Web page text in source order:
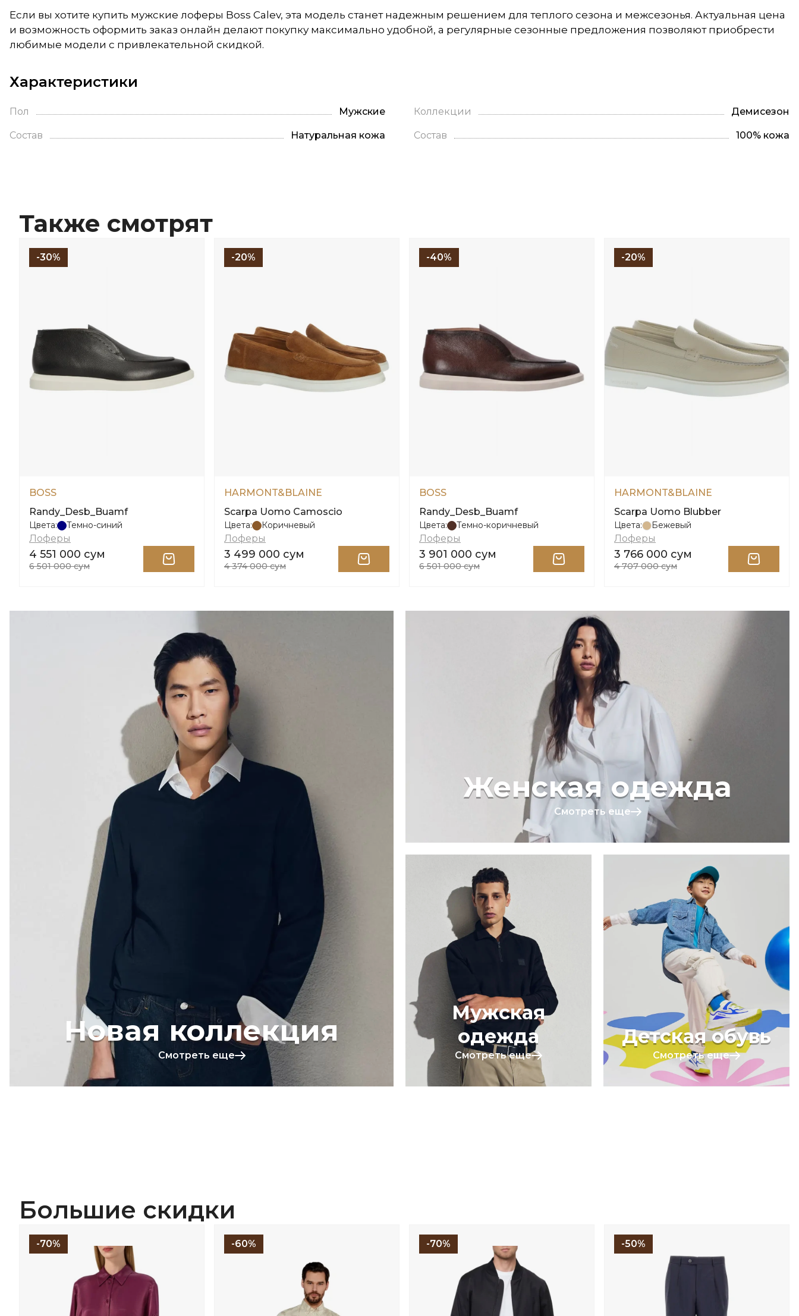
Если вы хотите купить мужские лоферы Boss Calev, эта модель станет надежным решением для теплого сезона и межсезонья. Актуальная цена
и возможность оформить заказ онлайн делают покупку максимально удобной, а регулярные сезонные предложения позволяют приобрести
любимые модели с привлекательной скидкой.
Характеристики
Пол Мужские Коллекции Демисезон
Состав Натуральная кожа Состав 100% кожа
Также смотрят
-30%
BOSS
Randy_Desb_Buamf
Цвета: Темно-синий
Лоферы
4 551 000 сум
6 501 000 сум
-20%
HARMONT&BLAINE
Scarpa Uomo Camoscio
Цвета: Коричневый
Лоферы
3 499 000 сум
4 374 000 сум
-40%
BOSS
Randy_Desb_Buamf
Цвета: Темно-коричневый
Лоферы
3 901 000 сум
6 501 000 сум
-20%
HARMONT&BLAINE
Scarpa Uomo Blubber
Цвета: Бежевый
Лоферы
3 766 000 сум
4 707 000 сум
Новая коллекция
Смотреть еще
Женская одежда
Смотреть еще
Мужская
одежда
Смотреть еще
Детская обувь
Смотреть еще
Большие скидки
-70% -60% -70% -50%